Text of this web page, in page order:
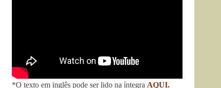
*O texto em inglês pode ser lido na íntegra AQUI.